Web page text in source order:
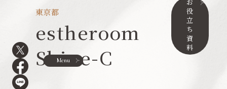
役
立
ち
資
料
Menu
東京都
estheroom
Shine-C